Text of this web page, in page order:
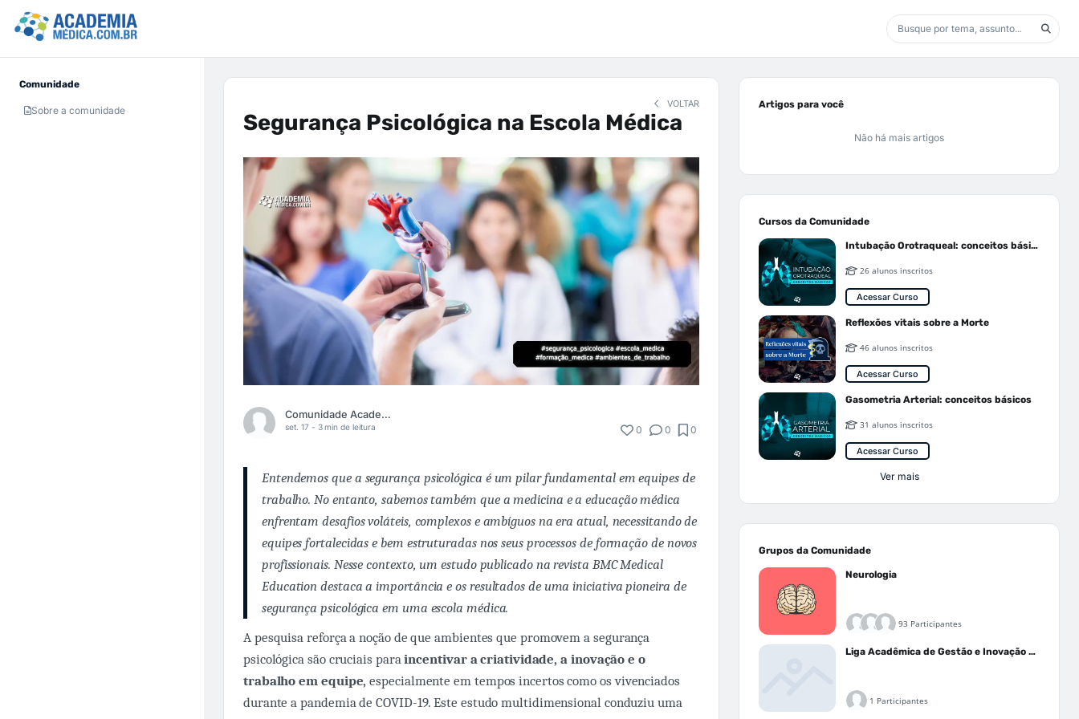
Comunidade
Sobre a comunidade
VOLTAR
Segurança Psicológica na Escola Médica
Comunidade Academia Médica
set. 17 - 3 min de leitura 0 0 0
Entendemos que a segurança psicológica é um pilar fundamental em equipes de
trabalho. No entanto, sabemos também que a medicina e a educação médica
enfrentam desafios voláteis, complexos e ambíguos na era atual, necessitando de
equipes fortalecidas e bem estruturadas nos seus processos de formação de novos
profissionais. Nesse contexto, um estudo publicado na revista BMC Medical
Education destaca a importância e os resultados de uma iniciativa pioneira de
segurança psicológica em uma escola médica.
A pesquisa reforça a noção de que ambientes que promovem a segurança
psicológica são cruciais paraincentivar a criatividade, a inovação e o
trabalho em equipe, especialmente em tempos incertos como os vivenciados
durante a pandemia de COVID-19. Este estudo multidimensional conduziu uma
Artigos para você
Não há mais artigos
Cursos da Comunidade
Intubação Orotraqueal: conceitos básicos
26 alunos inscritos
Acessar Curso
Reflexões vitais sobre a Morte
46 alunos inscritos
Acessar Curso
Gasometria Arterial: conceitos básicos
31 alunos inscritos
Acessar Curso
Ver mais
Grupos da Comunidade
Neurologia
93 Participantes
Liga Acadêmica de Gestão e Inovação Médica - LAGIM
1 Participantes